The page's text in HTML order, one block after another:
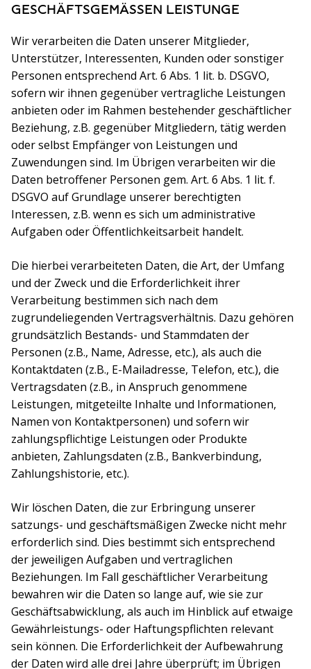
GESCHÄFTSGEMÄSSEN LEISTUNGE
Wir verarbeiten die Daten unserer Mitglieder,
Unterstützer, Interessenten, Kunden oder sonstiger
Personen entsprechend Art. 6 Abs. 1 lit. b. DSGVO,
sofern wir ihnen gegenüber vertragliche Leistungen
anbieten oder im Rahmen bestehender geschäftlicher
Beziehung, z.B. gegenüber Mitgliedern, tätig werden
oder selbst Empfänger von Leistungen und
Zuwendungen sind. Im Übrigen verarbeiten wir die
Daten betroffener Personen gem. Art. 6 Abs. 1 lit. f.
DSGVO auf Grundlage unserer berechtigten
Interessen, z.B. wenn es sich um administrative
Aufgaben oder Öffentlichkeitsarbeit handelt.
Die hierbei verarbeiteten Daten, die Art, der Umfang
und der Zweck und die Erforderlichkeit ihrer
Verarbeitung bestimmen sich nach dem
zugrundeliegenden Vertragsverhältnis. Dazu gehören
grundsätzlich Bestands- und Stammdaten der
Personen (z.B., Name, Adresse, etc.), als auch die
Kontaktdaten (z.B., E-Mailadresse, Telefon, etc.), die
Vertragsdaten (z.B., in Anspruch genommene
Leistungen, mitgeteilte Inhalte und Informationen,
Namen von Kontaktpersonen) und sofern wir
zahlungspflichtige Leistungen oder Produkte
anbieten, Zahlungsdaten (z.B., Bankverbindung,
Zahlungshistorie, etc.).
Wir löschen Daten, die zur Erbringung unserer
satzungs- und geschäftsmäßigen Zwecke nicht mehr
erforderlich sind. Dies bestimmt sich entsprechend
der jeweiligen Aufgaben und vertraglichen
Beziehungen. Im Fall geschäftlicher Verarbeitung
bewahren wir die Daten so lange auf, wie sie zur
Geschäftsabwicklung, als auch im Hinblick auf etwaige
Gewährleistungs- oder Haftungspflichten relevant
sein können. Die Erforderlichkeit der Aufbewahrung
der Daten wird alle drei Jahre überprüft; im Übrigen